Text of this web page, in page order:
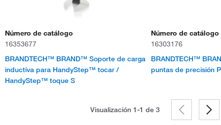
Número de catálogo
16353677
BRANDTECH™ BRAND™ Soporte de carga
inductiva para HandyStep™ tocar /
HandyStep™ toque S
Número de catálogo
16303176
BRANDTECH™
puntas de precisión
Visualización 1-1 de 3